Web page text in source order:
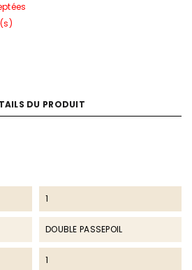
DU PRODUIT
1
DOUBLE PASSEPOIL
1